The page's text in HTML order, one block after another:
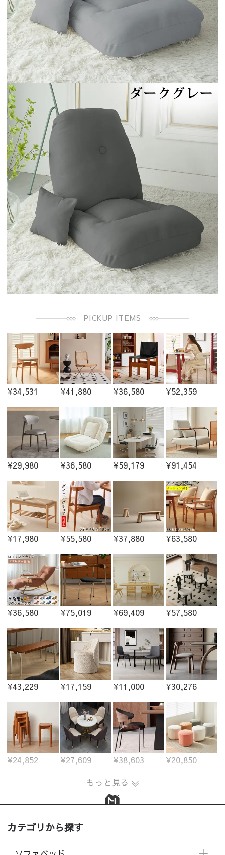
PICKUP ITEMS
¥34,531 ¥41,880 ¥36,580 ¥52,359
¥29,980 ¥36,580 ¥59,179 ¥91,454
¥17,980 ¥55,580 ¥37,880 ¥63,580
¥36,580 ¥75,019 ¥69,409 ¥57,580
¥43,229 ¥17,159 ¥11,000 ¥30,276
¥24,852 ¥27,609 ¥38,603
¥20,850
もっと見る
カテゴリから探す